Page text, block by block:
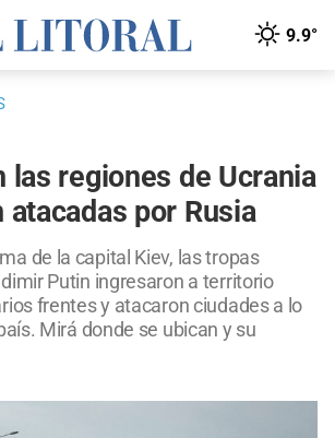
9.9°
las regiones de Ucrania
por Rusia
de la capital Kiev, las tropas
Putin ingresaron a territorio
frentes y atacaron ciudades a lo
Mirá donde se ubican y su